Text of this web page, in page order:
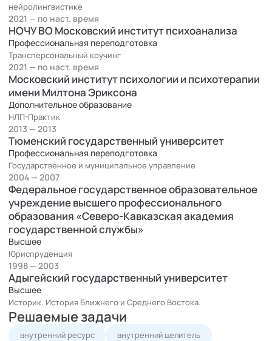
нейролингвистике
НОЧУ ВО Московский институт психоанализа
Профессиональная переподготовка
Трансперсональный коучинг
2021 — по наст. время
Федеральное государственное образовательное
учреждение высшего профессионального
образования «Северо-Кавказская академия
государственной службы»
Высшее
Юриспруденция
2004 — 2007
Московский институт психологии и психотерапии
имени Милтона Эриксона
Дополнительное образование
НЛП-Практик
2021 — по наст. время
Адыгейский государственный университет
Высшее
Историк. История Ближнего и Среднего Востока.
1998 — 2003
Тюменский государственный университет
Профессиональная переподготовка
Государственное и муниципальное управление
2013 — 2013
Решаемые задачи
внутренний ресурс внутренний целитель